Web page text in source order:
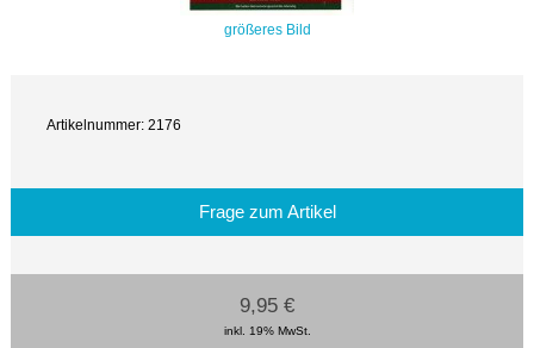
größeres Bild
Artikelnummer: 2176
Frage zum Artikel
9,95 €
inkl. 19% MwSt.